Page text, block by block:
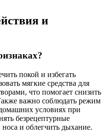
и
покой и избегать
мягкие средства для
что помогает снизить
важно соблюдать режим
условиях при
безрецептурные
и облегчить дыхание.